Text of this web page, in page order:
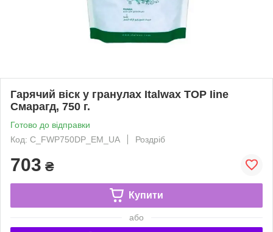
Гарячий віск у гранулах Italwax TOP Iine
Смарагд, 750 г.
Готово до відправки
Код: C_FWP750DP_EM_UA
Роздріб
703 ₴
Купити
або